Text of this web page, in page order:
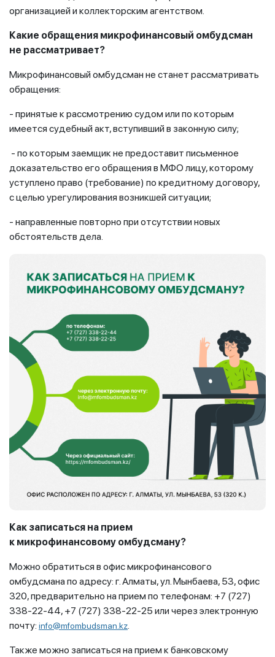
организацией и коллекторским агентством.
Какие обращения микрофинансовый омбудсман
не рассматривает?
Микрофинансовый омбудсман не станет рассматривать
обращения:
- принятые к рассмотрению судом или по которым
имеется судебный акт, вступивший в законную силу;
- по которым заемщик не предоставит письменное
доказательство его обращения в МФО лицу, которому
уступлено право (требование) по кредитному договору,
с целью урегулирования возникшей ситуации;
- направленные повторно при отсутствии новых
обстоятельств дела.
Как записаться на прием
к микрофинансовому омбудсману?
Можно обратиться в офис микрофинансового
омбудсмана по адресу: г. Алматы, ул. Мынбаева, 53, офис
320, предварительно на прием по телефонам: +7 (727)
338-22-44, +7 (727) 338-22-25 или через электронную
почту: info@mfombudsman.kz.
Также можно записаться на прием к банковскому